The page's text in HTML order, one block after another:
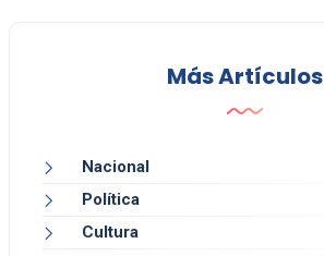
Más Artículos
Nacional
Política
Cultura